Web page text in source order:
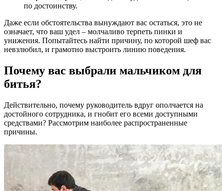
по достоинству.
Даже если обстоятельства вынуждают вас остаться, это не
означает, что ваш удел – молчаливо терпеть пинки и
унижения. Попытайтесь найти причину, по которой шеф вас
невзлюбил, и грамотно выстроить линию поведения.
Почему вас выбрали мальчиком для
битья?
Действительно, почему руководитель вдруг ополчается на
достойного сотрудника, и гнобит его всеми доступными
средствами? Рассмотрим наиболее распространенные
причины.